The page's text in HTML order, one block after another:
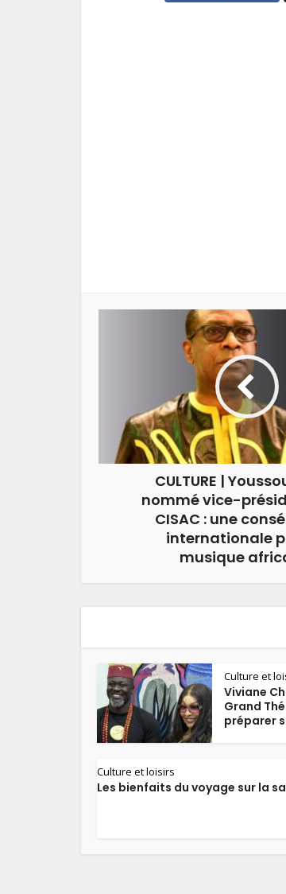
CULTURE |
nommé vice-
CISAC : une
internationale
musique
Culture et
Viviane
Grand
préparer
Culture et loisirs
Les bienfaits du voyage sur la